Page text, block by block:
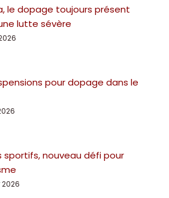
le dopage toujours présent
lutte sévère
pour dopage dans le
sportifs, nouveau défi pour